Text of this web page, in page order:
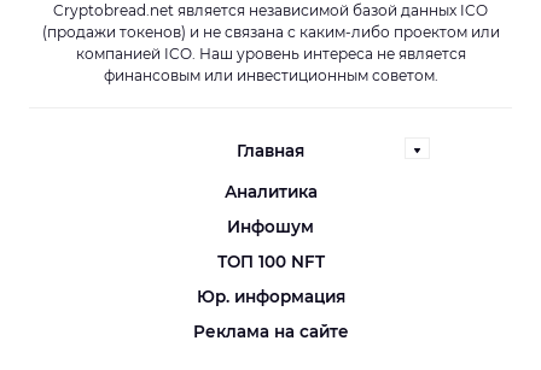
Cryptobread.net является независимой базой данных ICO
(продажи токенов) и не связана с каким-либо проектом или
компанией ICO. Наш уровень интереса не является
финансовым или инвестиционным советом.
Главная
Аналитика
Инфошум
ТОП 100 NFT
Юр. информация
Реклама на сайте